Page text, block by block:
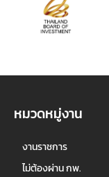
หมวดหมู่งาน
งานราชการ
ไม่ต้องผ่าน กพ.